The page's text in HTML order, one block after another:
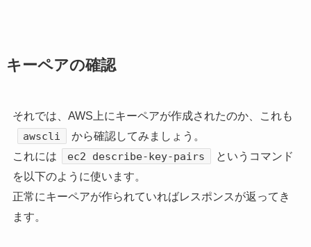
キーペアの確認
それでは、AWS上にキーペアが作成されたのか、これも
awscli
から確認してみましょう。
これには
ec2 describe-key-pairs
というコマンド
を以下のように使います。
正常にキーペアが作られていればレスポンスが返ってき
ます。